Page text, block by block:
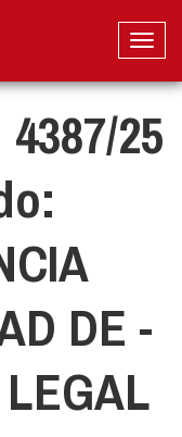
25
DE -